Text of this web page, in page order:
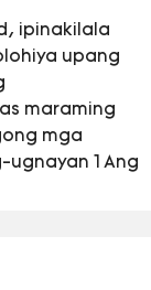
ipinakilala
upang
maraming
mga
1 Ang